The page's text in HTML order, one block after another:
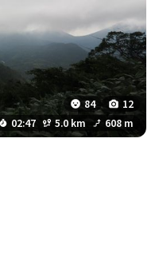
84
12
02:47
5.0 km 608 m